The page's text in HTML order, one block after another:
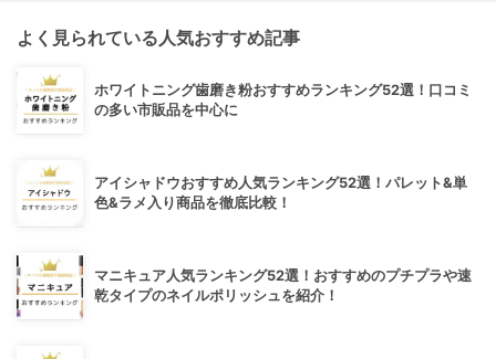
よく見られている人気おすすめ記事
ホワイトニング歯磨き粉おすすめランキング52選！口コミ
の多い市販品を中心に
アイシャドウおすすめ人気ランキング52選！パレット&単
色&ラメ入り商品を徹底比較！
マニキュア人気ランキング52選！おすすめのプチプラや速
乾タイプのネイルポリッシュを紹介！